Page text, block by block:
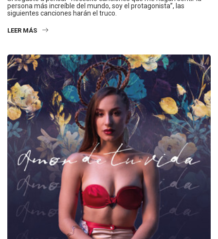
persona más increíble del mundo, soy el protagonista”, las
siguientes canciones harán el truco.
LEER MÁS